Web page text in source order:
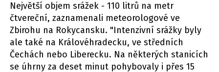
Největší objem srážek - 110 litrů na metr
čtvereční, zaznamenali meteorologové ve
Zbirohu na Rokycansku. "Intenzivní srážky byly
ale také na Královéhradecku, ve středních
Čechách nebo Liberecku. Na některých stanicích
se úhrny za deset minut pohybovaly i přes 15